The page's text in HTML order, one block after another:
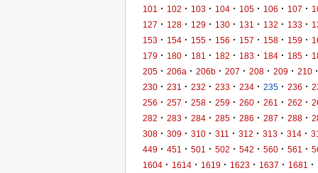
101
· 102 · 103 · 104 · 105 · 106 · 107 ·
127 · 128 · 129 · 130 · 131 · 132 · 133 ·
153 · 154 · 155 · 156 · 157 · 158 · 159 ·
179 · 180 · 181 · 182 · 183 · 184 · 185 ·
205 · 206a · 206b · 207 · 208 · 209 · 210 ·
230 · 231 · 232 · 233 · 234 · 235 · 236 ·
256 · 257 · 258 · 259 · 260 · 261 · 262 ·
282 · 283 · 284 · 285 · 286 · 287 · 288 ·
308 · 309 · 310 · 311 · 312 · 313 · 314 ·
449 · 451 · 501 · 502 · 542 · 560 · 561 ·
1604 · 1614 · 1619 · 1623 · 1637 · 1681 ·